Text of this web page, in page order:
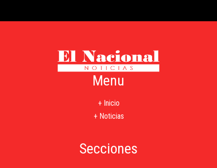
Menu
+ Inicio
+ Noticias
Secciones